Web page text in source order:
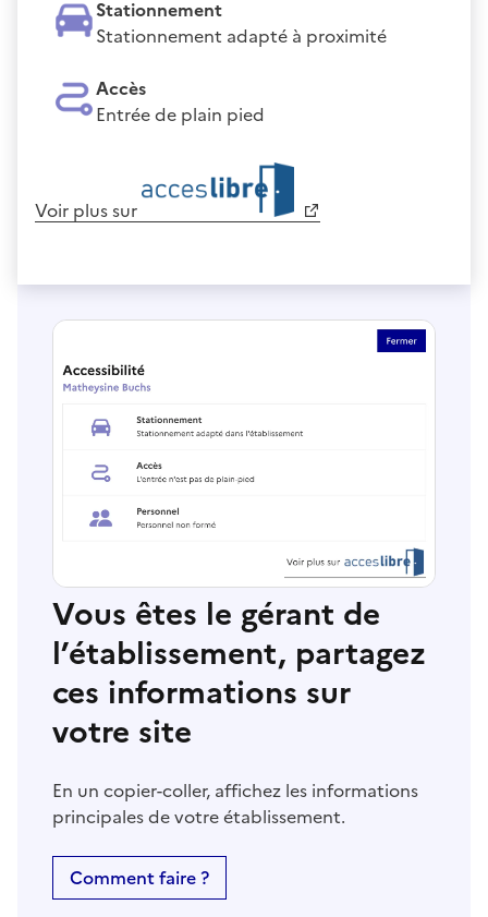
Stationnement
Stationnement adapté à proximité
Accès
Entrée de plain pied
Voir plus sur
Vous êtes le gérant de
l’établissement, partagez
ces informations sur
votre site
En un copier-coller, affichez les informations
principales de votre établissement.
Comment faire ?